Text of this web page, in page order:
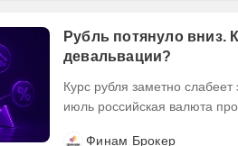
Рубль потянуло вниз.
девальвации?
Курс рубля заметно
июль российская валюта
Финам Брокер